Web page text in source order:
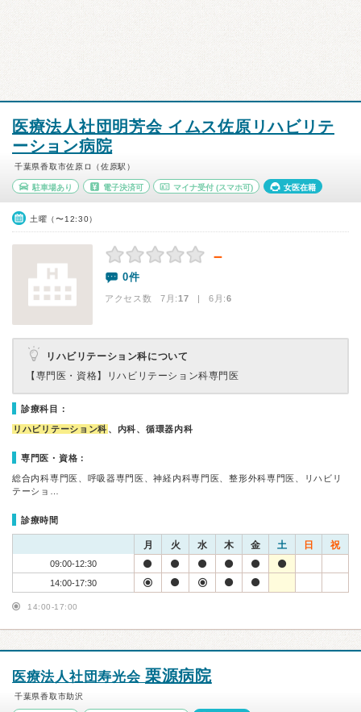
医療法人社団明芳会 イムス佐原リハビリテ
ーション病院
千葉県香取市佐原ロ（佐原駅）
駐車場あり 電子決済可 マイナ受付 (スマホ可) 女医在籍
土曜（〜12:30）
－
0件
アクセス数 7月:17 | 6月:6
リハビリテーション科について
【専門医・資格】
リハビリテーション科専門医
診療科目：
リハビリテーション科 、内科、循環器内科
専門医・資格：
総合内科専門医、呼吸器専門医、神経内科専門医、整形外科専門医、リハビリ
テーショ…
診療時間
月 火 水 木 金 土 日 祝
09:00-12:30
14:00-17:30
14:00-17:00
医療法人社団寿光会 栗源病院
千葉県香取市助沢